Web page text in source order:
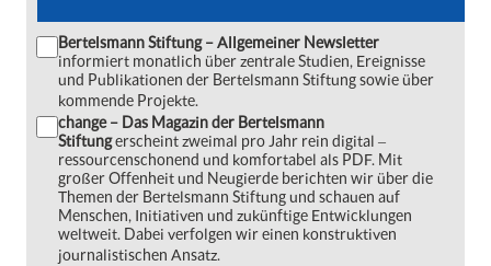
Bertelsmann Stiftung – Allgemeiner Newsletter
informiert monatlich über zentrale Studien, Ereignisse
und Publikationen der Bertelsmann Stiftung sowie über
kommende Projekte.
change – Das Magazin der Bertelsmann
Stiftungerscheint zweimal pro Jahr rein digital ‒
ressourcenschonend und komfortabel als PDF. Mit
großer Offenheit und Neugierde berichten wir über die
Themen der Bertelsmann Stiftung und schauen auf
Menschen, Initiativen und zukünftige Entwicklungen
weltweit. Dabei verfolgen wir einen konstruktiven
journalistischen Ansatz.